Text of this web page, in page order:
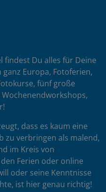
findest Du alles für Deine
Europa, Fotoferien,
fünf große
dass es kaum eine
zu verbringen als malend,
im Kreis von
Ferien oder online
oder seine Kenntnisse
ist hier genau richtig!